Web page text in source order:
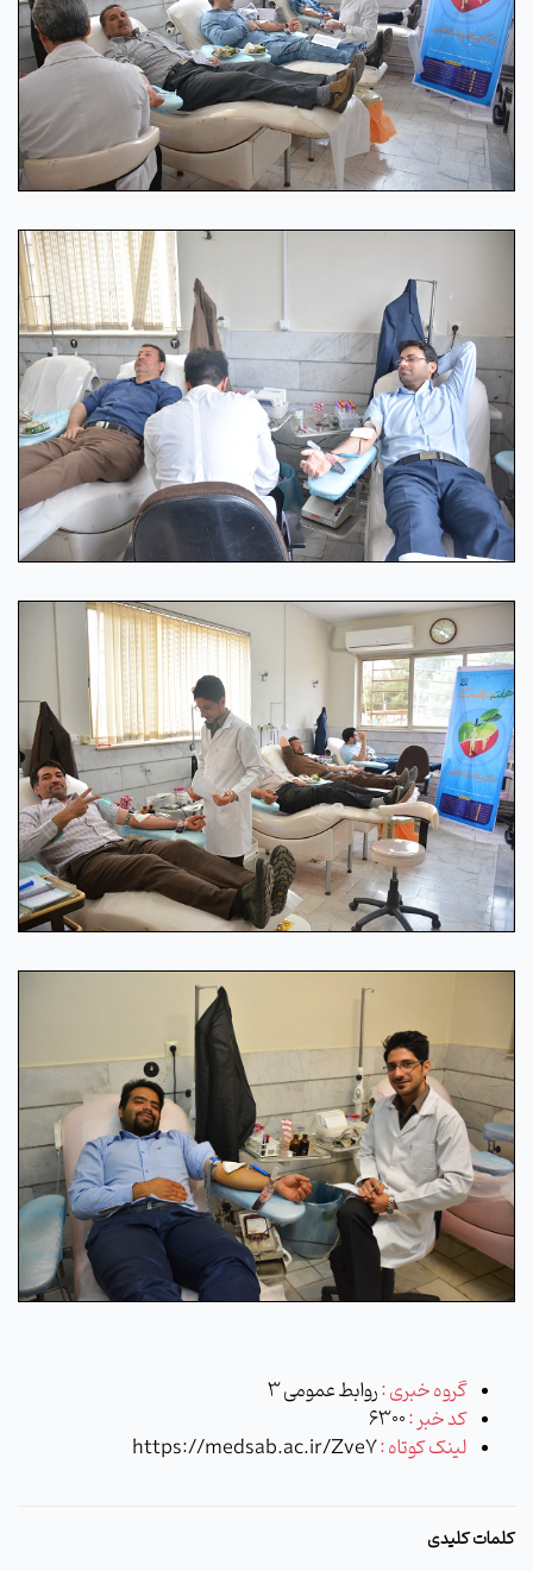
گروه خبری :روابط عمومی 3
کد خبر :6300
لینک کوتاه :https://medsab.ac.ir/Zve7
کلمات کلیدی